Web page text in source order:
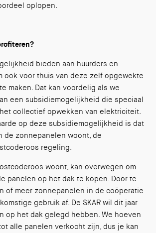
oplopen.
bieden aan huurders en
ook voor thuis van deze zelf opgewekte
maken. Dat kan voordelig als we
een subsidiemogelijkheid die speciaal
collectief opwekken van elektriciteit.
op deze subsidiemogelijkheid is dat
de zonnepanelen woont, de
regeling.
woont, kan overwegen om
panelen op het dak te kopen. Door te
of meer zonnepanelen in de coöperatie
gebruik af. De SKAR wil dit jaar
op het dak gelegd hebben. We hoeven
alle panelen verkocht zijn, dus je kan